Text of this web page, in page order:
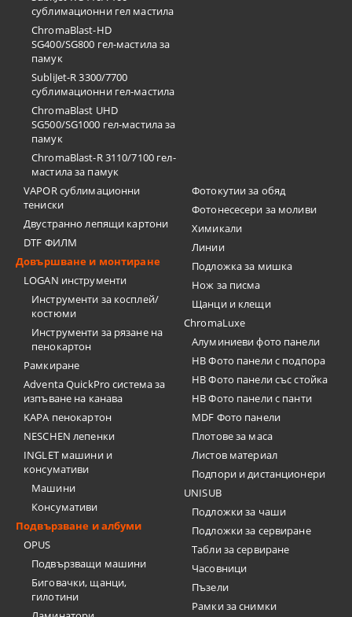
сублимационни гел мастила
ChromaBlast-HD
SG400/SG800 гел-мастила за
памук
SubliJet-R 3300/7700
сублимационни гел-мастила
ChromaBlast UHD
SG500/SG1000 гел-мастила за
памук
ChromaBlast-R 3110/7100 гел-
мастила за памук
VAPOR сублимационни
тениски
Двустранно лепящи картони
DTF ФИЛМ
Довършване и монтиране
LOGAN инструменти
Инструменти за косплей/
костюми
Инструменти за рязане на
пенокартон
Рамкиране
Adventa QuickPro система за
изпъване на канава
KAPA пенокартон
NESCHEN лепенки
INGLET машини и
консумативи
Машини
Консумативи
Подвързване и албуми
OPUS
Подвързващи машини
Биговачки, щанци,
гилотини
Фотокутии за обяд
Фотонесесери за моливи
Химикали
Линии
Подложка за мишка
Нож за писма
Щанци и клещи
ChromaLuxe
Алуминиеви фото панели
HB Фото панели с подпора
HB Фото панели със стойка
HB Фото панели с панти
MDF Фото панели
Плотове за маса
Листов материал
Подпори и дистанционери
UNISUB
Подложки за чаши
Подложки за сервиране
Табли за сервиране
Часовници
Пъзели
Рамки за снимки